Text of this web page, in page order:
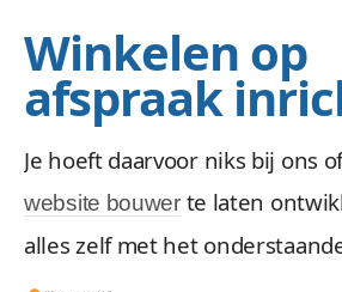
Winkelen op
afspraak
Je hoeft daarvoor niks bij ons
website bouwerte laten
alles zelf met het